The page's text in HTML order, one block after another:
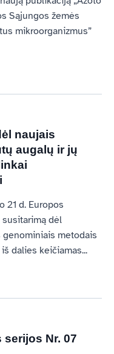
Sąjungos žemės
mikroorganizmus”
naujais
augalų ir jų
21 d. Europos
dėl
metodais
dalies keičiamas...
Nr. 07